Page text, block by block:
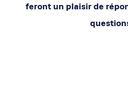
feront un plaisir de